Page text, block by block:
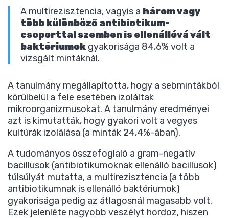
A multirezisztencia, vagyis a három vagy
több különböző antibiotikum-
csoporttal szemben is ellenállóvá vált
baktériumok gyakorisága 84,6% volt a
vizsgált mintáknál.
A tanulmány megállapította, hogy a sebmintákból
körülbelül a fele esetében izoláltak
mikroorganizmusokat. A tanulmány eredményei
azt is kimutatták, hogy gyakori volt a vegyes
kultúrák izolálása (a minták 24,4%-ában).
A tudományos összefoglaló a gram-negatív
bacillusok (antibiotikumoknak ellenálló bacillusok)
túlsúlyát mutatta, a multirezisztencia (a több
antibiotikumnak is ellenálló baktériumok)
gyakorisága pedig az átlagosnál magasabb volt.
Ezek jelenléte nagyobb veszélyt hordoz, hiszen